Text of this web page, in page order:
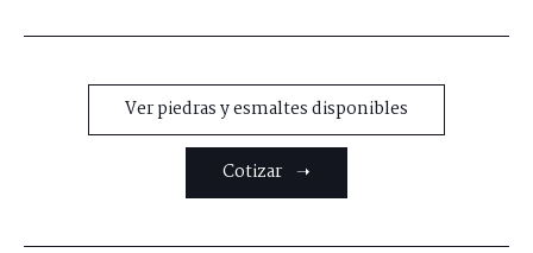
Ver piedras y esmaltes disponibles
Cotizar ➝